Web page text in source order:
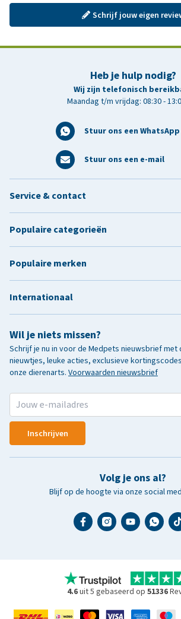
Schrijf jouw eigen
Heb je hulp nodig?
Wij zijn telefonisch
Maandag t/m vrijdag: 08:30 -
Stuur ons een
Stuur ons een e-mail
Wil je niets missen?
Schrijf je nu in voor de Medpets nieuwsbrief met
nieuwtjes, leuke acties, exclusieve
onze dierenarts. Voorwaarden nieuwsbrief
Inschrijven
Volg je ons al?
Blijf op de hoogte via onze social
Service & contact
Populaire categorieën
Populaire merken
Internationaal
4.6uit 5 gebaseerd op 51336